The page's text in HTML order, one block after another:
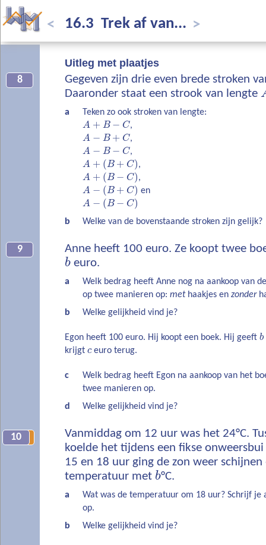
< 16.3 Trek af van... >
Uitleg met plaatjes
8
Gegeven zijn drie even brede stroken
Daaronder staat een strook van lengte
a
Teken zo ook stroken van lengte:
A + B − C,
A − B + C,
A − B − C,
A + (B + C),
A + (B − C),
A − (B + C) en
A − (B − C)
b Welke van de bovenstaande stroken zijn gelijk?
9
Anne heeft 100 euro. Ze koopt twee
b euro.
a
Welk bedrag heeft Anne nog na aankoop van
op twee manieren op: methaakjes en zonder
b
Welke gelijkheid vind je?
Egon heeft 100 euro. Hij koopt een boek. Hij geeft b
krijgt ceuro terug.
c
Welk bedrag heeft Egon na aankoop van het
twee manieren op.
d
Welke gelijkheid vind je?
10
5
Vanmiddag om 12 uur was het 24°C.
koelde het tijdens een fikse onweersbui
15 en 18 uur ging de zon weer schijnen
temperatuur met b°C.
a
Wat was de temperatuur om 18 uur? Schrijf
op.
b
Welke gelijkheid vind je?